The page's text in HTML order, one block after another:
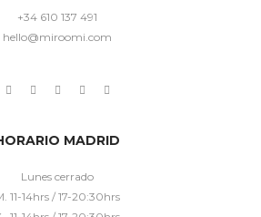
+34 610 137 491
hello@miroomi.com
MADRID
Lunes cerrado
11-14hrs / 17-20:30hrs